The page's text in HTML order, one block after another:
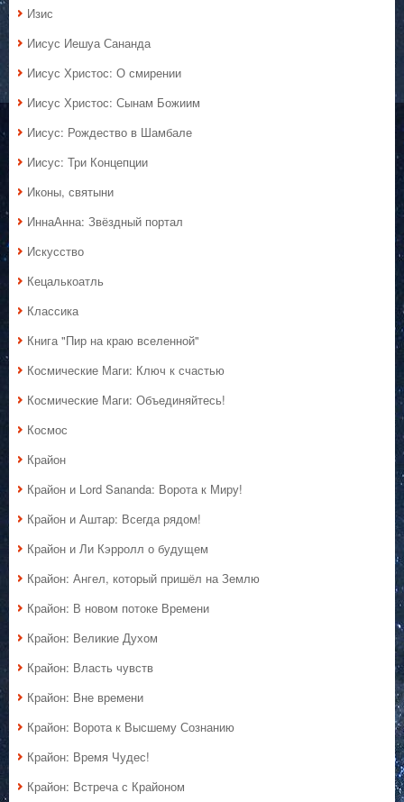
Изис
Иисус Иешуа Сананда
Иисус Христос: О смирении
Иисус Христос: Сынам Божиим
Иисус: Рождество в Шамбале
Иисус: Три Концепции
Иконы, святыни
ИннаАнна: Звёздный портал
Искусство
Кецалькоатль
Классика
Книга "Пир на краю вселенной"
Космические Маги: Ключ к счастью
Космические Маги: Объединяйтесь!
Космос
Крайон
Крайон и Lord Sananda: Ворота к Миру!
Крайон и Аштар: Всегда рядом!
Крайон и Ли Кэрролл о будущем
Крайон: Ангел, который пришёл на Землю
Крайон: В новом потоке Времени
Крайон: Великие Духом
Крайон: Власть чувств
Крайон: Вне времени
Крайон: Ворота к Высшему Сознанию
Крайон: Время Чудес!
Крайон: Встреча с Крайоном